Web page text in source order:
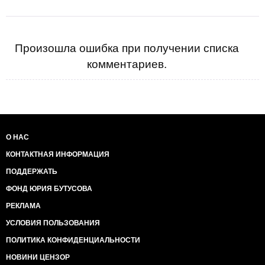
Произошла ошибка при получении списка
комментариев.
О НАС
КОНТАКТНАЯ ИНФОРМАЦИЯ
ПОДДЕРЖАТЬ
ФОНД ЮРИЯ БУТУСОВА
РЕКЛАМА
УСЛОВИЯ ПОЛЬЗОВАНИЯ
ПОЛИТИКА КОНФИДЕНЦИАЛЬНОСТИ
НОВИНИ ЦЕНЗОР